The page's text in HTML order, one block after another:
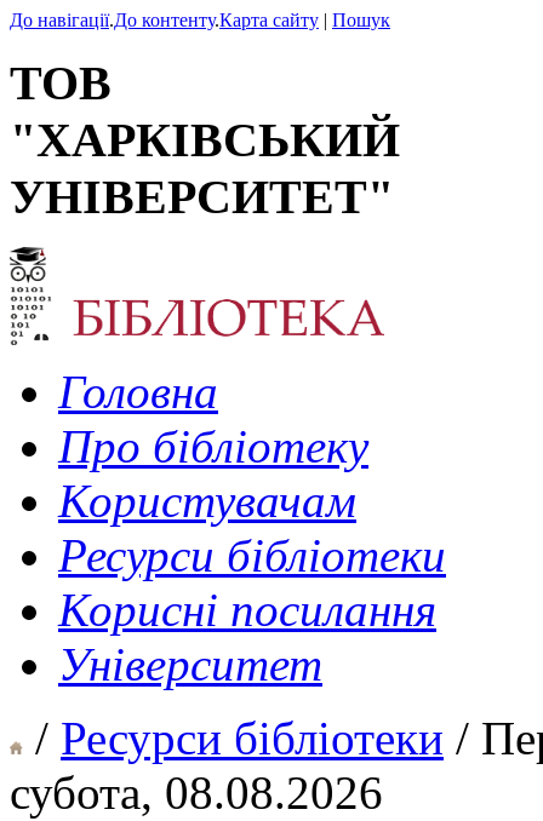
До навігації.До контенту.Карта сайту | Пошук
ТОВ
"ХАРКІВСЬКИЙ
УНІВЕРСИТЕТ"
Головна
Про бібліотеку
Користувачам
Ресурси бібліотеки
Корисні посилання
Університет
/ Ресурси бібліотеки /
субота, 08.08.2026